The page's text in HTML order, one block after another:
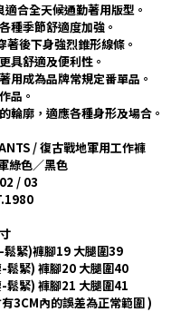
合全天候通勤著用版型。
種季節舒適度加強。
後下身強烈錐形線條。
具舒適及便利性。
用成為品牌常規定番單品。
品。
輪廓，適應各種身形及場合。
/ 復古戰地軍用工作褲
綠色／黑色
/ 03
緊)褲腳19 大腿圍39
緊) 褲腳20 大腿圍40
緊) 褲腳21 大腿圍41
3CM內的誤差為正常範圍)